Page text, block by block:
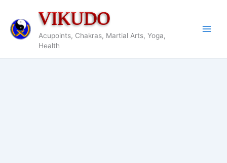
dung
VIKUDO
Acupoints, Chakras, Martial Arts, Yoga,
Health